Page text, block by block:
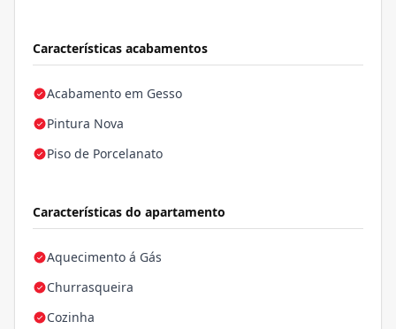
Características acabamentos
Acabamento em Gesso
Pintura Nova
Piso de Porcelanato
Características do apartamento
Aquecimento á Gás
Churrasqueira
Cozinha